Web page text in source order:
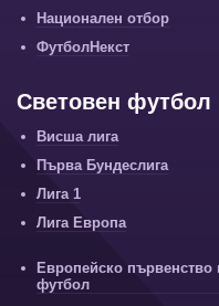
Национален отбор
ФутболНекст
Световен футбол
Висша лига
Първа Бундеслига
Лига 1
Лига Европа
Европейско първенство
футбол